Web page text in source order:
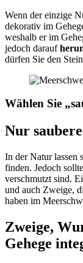
Wenn der einzige
dekorativ im
weshalb er im
jedoch darauf
dürfen Sie den
Wählen Sie
Nur
In der Natur lassen
finden. Jedoch
verschmutzt sind.
und auch Zweige,
haben im
Zweige,
Gehege